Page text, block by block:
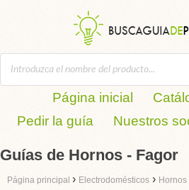
Página inicial
Pedir la guía
Nuestros
Guías de Hornos - Fagor
Página principal › Electrodomésticos › Hornos